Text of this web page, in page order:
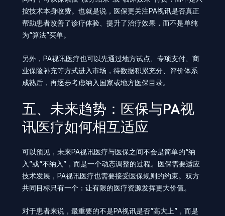
按技术本身收费。也就是说，医保更关注PA视讯是否真正
帮助患者改善了诊疗体验、提升了治疗效果，而不是单纯
为“算法”买单。
另外，PA视讯医疗也可以先通过地方试点、专项支付、商
业保险补充等方式进入市场，待数据积累充分、评价体系
成熟后，再逐步考虑纳入国家或地方医保目录。
五、未来趋势：医保与PA视
讯医疗如何相互适应
可以预见，未来PA视讯医疗与医保之间不会是简单的“纳
入”或“不纳入”，而是一个动态调整的过程。医保需要适应
技术发展，PA视讯医疗也需要接受医保规则的约束。双方
共同目标只有一个：让有限的医疗资源发挥更大价值。
对于患者来说，最重要的不是PA视讯是否“高大上”，而是